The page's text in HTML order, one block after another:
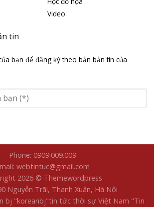
Video
tin
bạn để đăng ký theo bản bản tin của
Phone: 0909.009.009
webtintuc@gmail.com
2026 © Themewordpress
Nguyễn Trãi, Thanh Xuân, Hà Nội
bj "koreanbj​"tin tức thời sự Việt Nam "Tin